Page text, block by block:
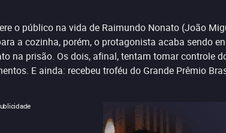
o público na vida de Raimundo Nonato (João
a cozinha, porém, o protagonista acaba sendo
na prisão. Os dois, afinal, tentam tomar controle
E ainda: recebeu troféu do Grande Prêmio